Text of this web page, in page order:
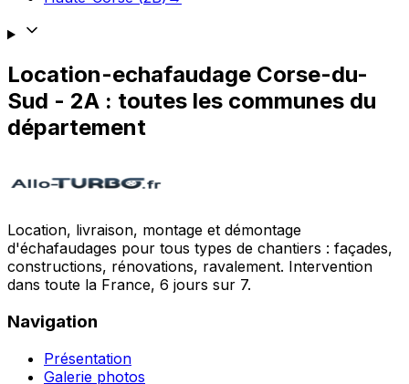
Location-echafaudage Corse-du-
Sud - 2A : toutes les communes du
département
Location, livraison, montage et démontage
d'échafaudages pour tous types de chantiers : façades,
constructions, rénovations, ravalement. Intervention
dans toute la France, 6 jours sur 7.
Navigation
Présentation
Galerie photos